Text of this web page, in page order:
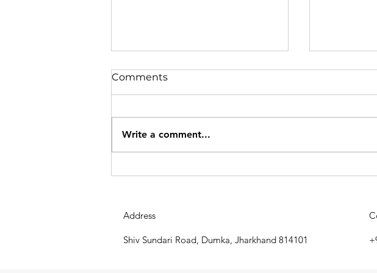
Comments
Write a comment...
Address
Shiv Sundari Road, Dumka, Jharkhand 814101